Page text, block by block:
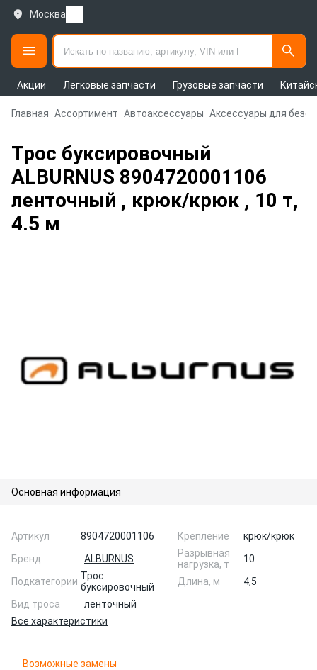
Москва
Акции Легковые запчасти Грузовые запчасти
Главная Ассортимент Автоаксессуары Аксессуары для
Трос буксировочный
ALBURNUS 8904720001106
ленточный , крюк/крюк , 10 т,
4.5 м
Основная информация
Артикул
8904720001106
Бренд
ALBURNUS
Подкатегории Трос
буксировочный
Вид троса
ленточный
Крепление
крюк/крюк
Разрывная
нагрузка, т
10
Длина, м
4,5
Все характеристики
Возможные замены